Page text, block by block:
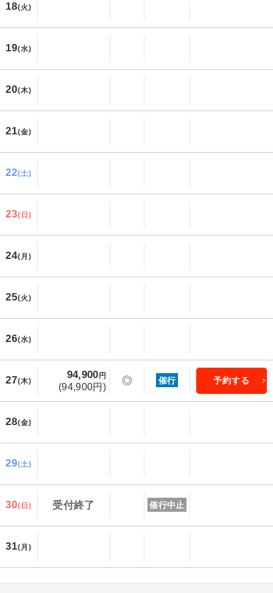
18(火)
19(水)
20(木)
21(金)
22(土)
23(日)
24(月)
25(火)
26(水)
27(木)
94,900 円
(94,900円)
◎ 催行 予約する
28(金)
29(土)
30(日) 受付終了 催行中止
31(月)